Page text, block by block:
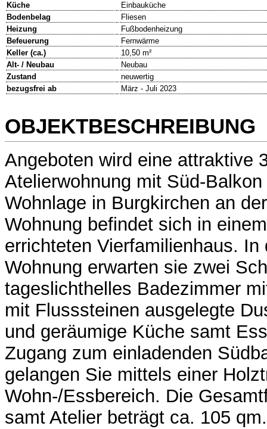
Küche
Einbauküche
Bodenbelag
Fliesen
Heizung
Fußbodenheizung
Befeuerung
Fernwärme
Keller (ca.)
10,50 m²
Alt- / Neubau
Neubau
Zustand
neuwertig
bezugsfrei ab
März - Juli 2023
OBJEKTBESCHREIBUNG
Angeboten wird eine attraktive
Atelierwohnung mit Süd-
Wohnlage in Burgkirchen an
Wohnung befindet sich in
errichteten Vierfamilienhaus. In
Wohnung erwarten sie zwei
tageslichthelles Badezimmer
mit Flusssteinen ausgelegte
und geräumige Küche samt
Zugang zum einladenden
gelangen Sie mittels einer
Wohn-/Essbereich. Die
samt Atelier beträgt ca. 105 qm.